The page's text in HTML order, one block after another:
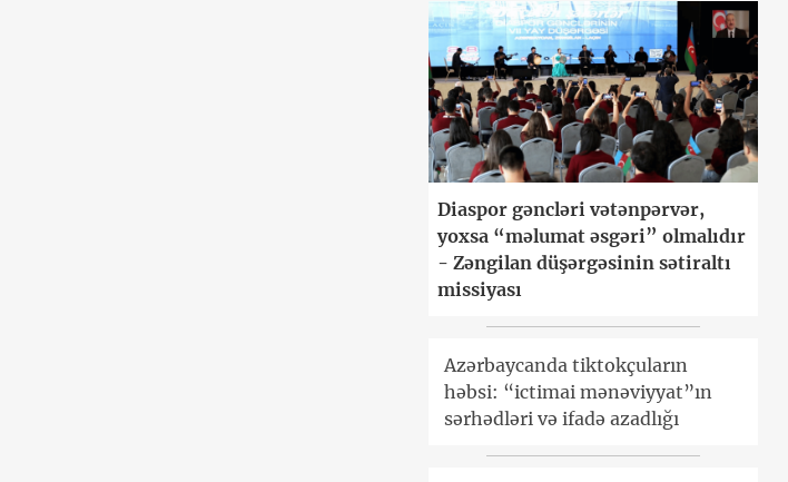
Diaspor gəncləri vətənpərvər,
yoxsa “məlumat əsgəri” olmalıdır
- Zəngilan düşərgəsinin sətiraltı
missiyası
Azərbaycanda tiktokçuların
həbsi: “ictimai mənəviyyat”ın
sərhədləri və ifadə azadlığı